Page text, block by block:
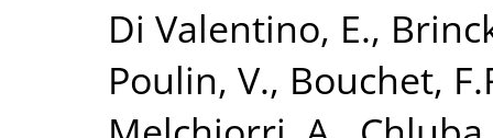
Di Valentino, E.,
Poulin, V., Bouchet,